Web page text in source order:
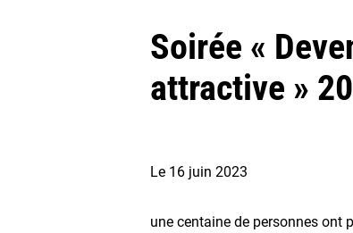
Soirée «
attractive »
Le 16 juin 2023
une centaine de personnes ont